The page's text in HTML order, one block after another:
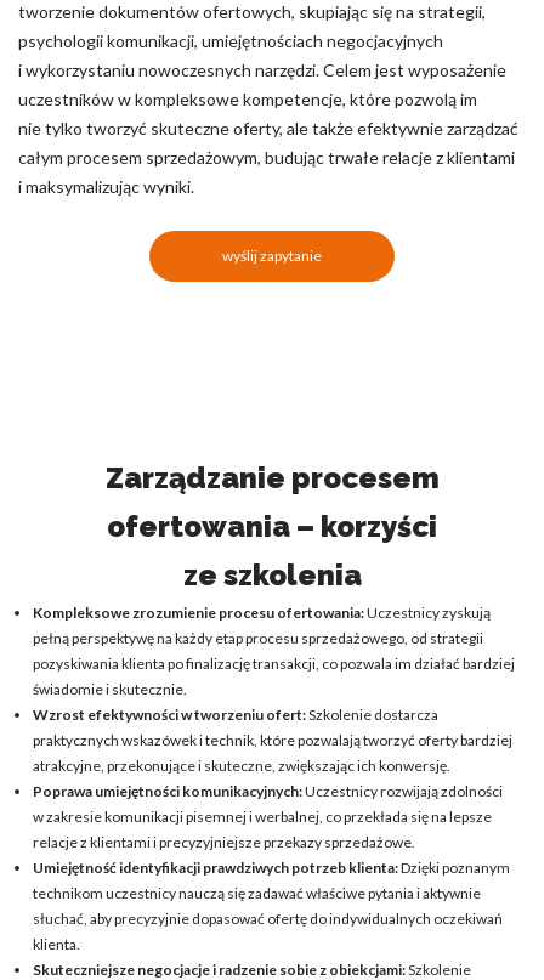
tworzenie dokumentów ofertowych, skupiając się na strategii,
psychologii komunikacji, umiejętnościach negocjacyjnych
i wykorzystaniu nowoczesnych narzędzi. Celem jest wyposażenie
uczestników w kompleksowe kompetencje, które pozwolą im
nie tylko tworzyć skuteczne oferty, ale także efektywnie zarządzać
całym procesem sprzedażowym, budując trwałe relacje z klientami
i maksymalizując wyniki.
wyślij zapytanie
Zarządzanie procesem
ofertowania – korzyści
ze szkolenia
Kompleksowe zrozumienie procesu ofertowania:Uczestnicy zyskują
pełną perspektywę na każdy etap procesu sprzedażowego, od strategii
pozyskiwania klienta po finalizację transakcji, co pozwala im działać bardziej
świadomie i skutecznie.
Wzrost efektywności w tworzeniu ofert:Szkolenie dostarcza
praktycznych wskazówek i technik, które pozwalają tworzyć oferty bardziej
atrakcyjne, przekonujące i skuteczne, zwiększając ich konwersję.
Poprawa umiejętności komunikacyjnych:Uczestnicy rozwijają zdolności
w zakresie komunikacji pisemnej i werbalnej, co przekłada się na lepsze
relacje z klientami i precyzyjniejsze przekazy sprzedażowe.
Umiejętność identyfikacji prawdziwych potrzeb klienta:Dzięki poznanym
technikom uczestnicy nauczą się zadawać właściwe pytania i aktywnie
słuchać, aby precyzyjnie dopasować ofertę do indywidualnych oczekiwań
klienta.
Skuteczniejsze negocjacje i radzenie sobie z obiekcjami:Szkolenie